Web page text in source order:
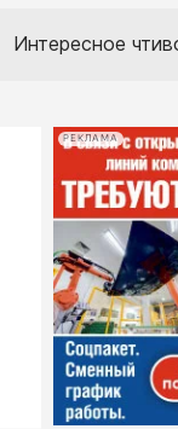
Интересное
РЕКЛАМА